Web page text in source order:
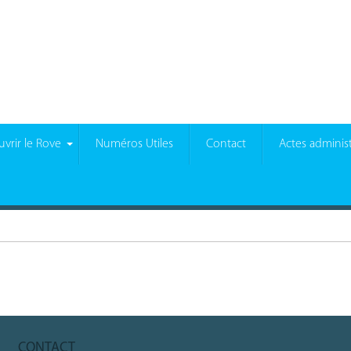
le Rove Numéros Utiles Contact Actes